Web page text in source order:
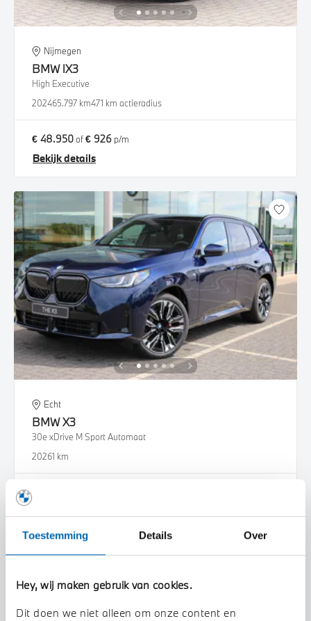
Toestemming Details Over
Hey, wij maken gebruik van cookies.
Dit doen we niet alleen om onze content en
Nijmegen
BMW iX3
High Executive
202465.797 km471 km actieradius
€ 48.950of€ 926 p/m
Bekijk details
Echt
BMWX3
30e xDrive M Sport Automaat
20261 km